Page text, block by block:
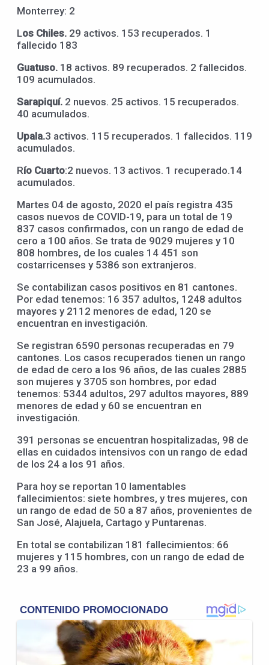
Monterrey: 2
Los Chiles. 29 activos. 153 recuperados. 1
fallecido 183
Guatuso. 18 activos. 89 recuperados. 2 fallecidos.
109 acumulados.
Sarapiquí. 2 nuevos. 25 activos. 15 recuperados.
40 acumulados.
Upala.3 activos. 115 recuperados. 1 fallecidos. 119
acumulados.
Río Cuarto:2 nuevos. 13 activos. 1 recuperado.14
acumulados.
Martes 04 de agosto, 2020 el país registra 435
casos nuevos de COVID-19, para un total de 19
837 casos confirmados, con un rango de edad de
cero a 100 años. Se trata de 9029 mujeres y 10
808 hombres, de los cuales 14 451 son
costarricenses y 5386 son extranjeros.
Se contabilizan casos positivos en 81 cantones.
Por edad tenemos: 16 357 adultos, 1248 adultos
mayores y 2112 menores de edad, 120 se
encuentran en investigación.
Se registran 6590 personas recuperadas en 79
cantones. Los casos recuperados tienen un rango
de edad de cero a los 96 años, de las cuales 2885
son mujeres y 3705 son hombres, por edad
tenemos: 5344 adultos, 297 adultos mayores, 889
menores de edad y 60 se encuentran en
investigación.
391 personas se encuentran hospitalizadas, 98 de
ellas en cuidados intensivos con un rango de edad
de los 24 a los 91 años.
Para hoy se reportan 10 lamentables
fallecimientos: siete hombres, y tres mujeres, con
un rango de edad de 50 a 87 años, provenientes de
San José, Alajuela, Cartago y Puntarenas.
En total se contabilizan 181 fallecimientos: 66
mujeres y 115 hombres, con un rango de edad de
23 a 99 años.